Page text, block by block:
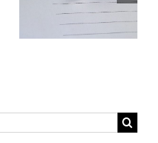
RADNO MJESTO –
FARMACEUTSKI
TEHNIČAR (M/Ž)